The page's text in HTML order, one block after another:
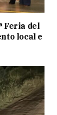
Feria del
local e